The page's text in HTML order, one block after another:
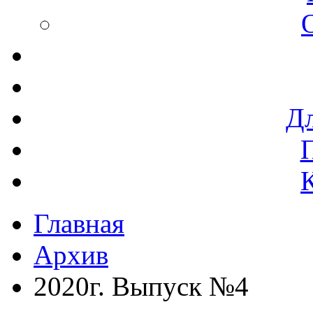
Главная
Архив
2020г. Выпуск №4